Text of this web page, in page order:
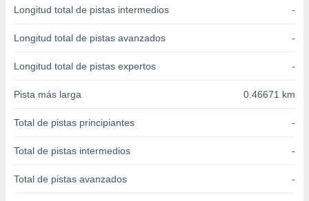
1199
Longitud total de pistas intermedios -
Longitud total de pistas avanzados -
Longitud total de pistas expertos -
Pista más larga 0.46671 km
Total de pistas principiantes -
Total de pistas intermedios -
Total de pistas avanzados -